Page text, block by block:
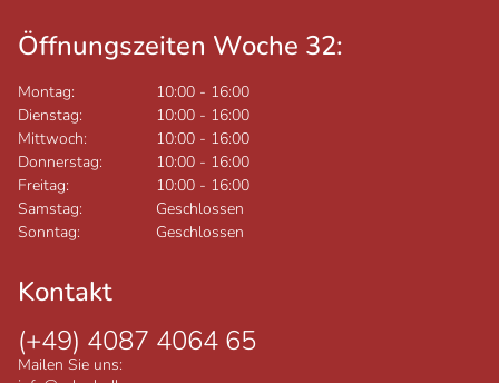
Öffnungszeiten Woche 32:
Montag: 10:00 - 16:00
Dienstag:
10:00 - 16:00
Mittwoch:
10:00 - 16:00
Donnerstag:
10:00 - 16:00
Freitag:
10:00 - 16:00
Samstag:
Geschlossen
Sonntag:
Geschlossen
Kontakt
(+49) 4087 4064 65
Mailen Sie uns: